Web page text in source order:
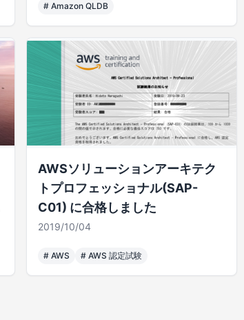
# Amazon QLDB
AWSソリューションアーキテク
トプロフェッショナル(SAP-
C01) に合格しました
2019/10/04
# AWS # AWS 認定試験